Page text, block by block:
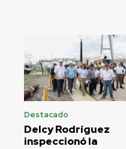
Destacado
Delcy Rodríguez
inspeccionó la